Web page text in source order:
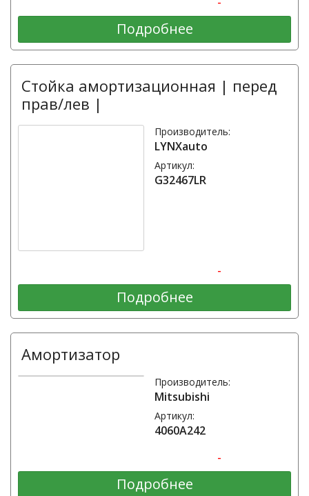
Подробнее
Стойка амортизационная | перед
прав/лев |
Производитель:
LYNXauto
Артикул:
G32467LR
-
Подробнее
Амортизатор
Производитель:
Mitsubishi
Артикул:
4060A242
-
Подробнее